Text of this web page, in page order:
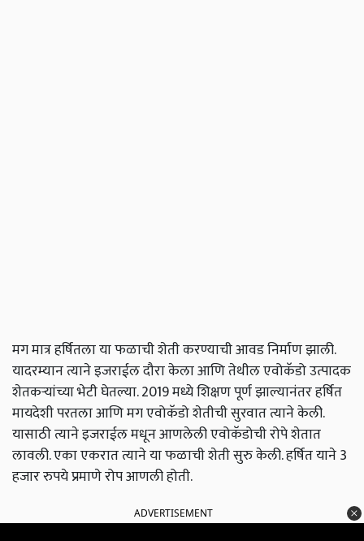
मग मात्र हर्षितला या फळाची शेती करण्याची आवड निर्माण झाली.
यादरम्यान त्याने इजराईल दौरा केला आणि तेथील एवोकॅडो उत्पादक
शेतकऱ्यांच्या भेटी घेतल्या. 2019 मध्ये शिक्षण पूर्ण झाल्यानंतर हर्षित
मायदेशी परतला आणि मग एवोकॅडो शेतीची सुरवात त्याने केली.
यासाठी त्याने इजराईल मधून आणलेली एवोकॅडोची रोपे शेतात
लावली. एका एकरात त्याने या फळाची शेती सुरु केली. हर्षित याने 3
हजार रुपये प्रमाणे रोप आणली होती.
ADVERTISEMENT